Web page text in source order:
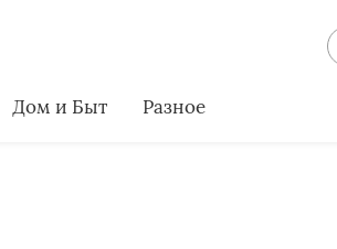
Дом и Быт Разное